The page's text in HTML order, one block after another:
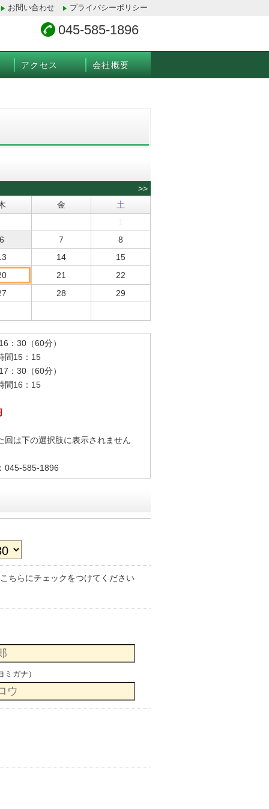
お問い合わせ プライバシーポリシー
045-585-1896
アクセス 会社概要
>>
金
土
6 7
8
14
15
21
22
28
29
：30（60分）
15：15
30（60分）
16：15
回は下の選択肢に表示されません
045-585-1896
ちらにチェックをつけてください
ミガナ）